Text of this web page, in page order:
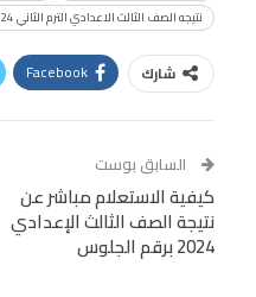
نتيجه الصف الثالث الاعدادي الترم الثاني 2024
شارك Facebook
Tumblr
البريد الإلكتروني
Digg
LINE
السابق بوست
كيفية الاستعلام مباشر عن
نتيجة الصف الثالث الإعدادي
2024 برقم الجلوس